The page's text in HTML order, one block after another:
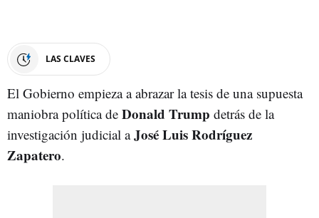
LAS CLAVES
El Gobierno empieza a abrazar la tesis de una supuesta
maniobra política de Donald Trump detrás de la
investigación judicial aJosé Luis Rodríguez
Zapatero.